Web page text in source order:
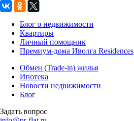
Блог о недвижимости
Квартиры
Личный помощник
Премиум-дома Иволга Residences
Обмен (Trade-in) жилья
Ипотека
Новости недвижимости
Блог
Задать вопрос